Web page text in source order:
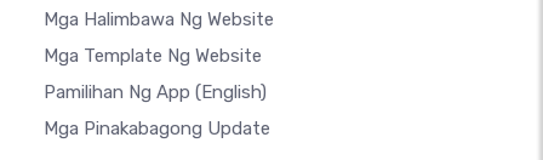
Mga Halimbawa Ng Website
Mga Template Ng Website
Pamilihan Ng App (English)
Mga Pinakabagong Update